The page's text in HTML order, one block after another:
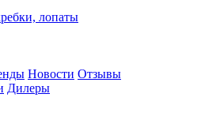
лопаты
Новости Отзывы
Дилеры